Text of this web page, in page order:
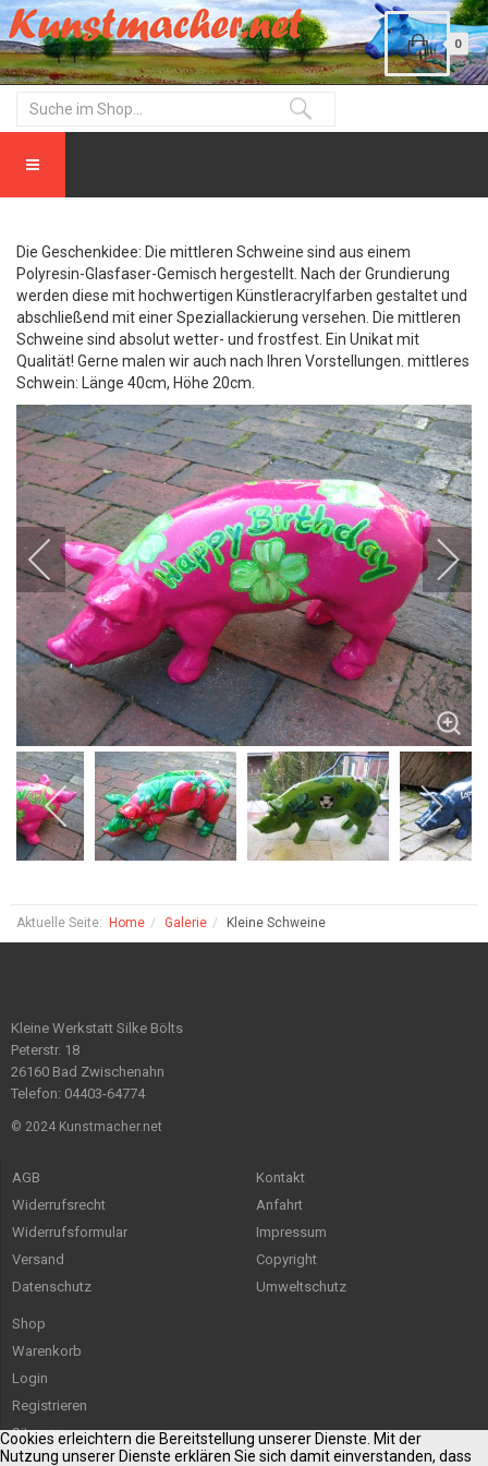
0
Die Geschenkidee: Die mittleren Schweine sind aus einem
Polyresin-Glasfaser-Gemisch hergestellt. Nach der Grundierung
werden diese mit hochwertigen Künstleracrylfarben gestaltet und
abschließend mit einer Speziallackierung versehen. Die mittleren
Schweine sind absolut wetter- und frostfest. Ein Unikat mit
Qualität! Gerne malen wir auch nach Ihren Vorstellungen. mittleres
Schwein: Länge 40cm, Höhe 20cm.
Aktuelle Seite: Home Galerie Kleine Schweine
Kleine Werkstatt Silke Bölts
Peterstr. 18
26160 Bad Zwischenahn
Telefon: 04403-64774
© 2024 Kunstmacher.net
AGB
Widerrufsrecht
Widerrufsformular
Versand
Datenschutz
Kontakt
Anfahrt
Impressum
Copyright
Umweltschutz
Shop
Warenkorb
Login
Registrieren
Sitemap
Cookies erleichtern die Bereitstellung unserer Dienste. Mit der
Nutzung unserer Dienste erklären Sie sich damit einverstanden, dass